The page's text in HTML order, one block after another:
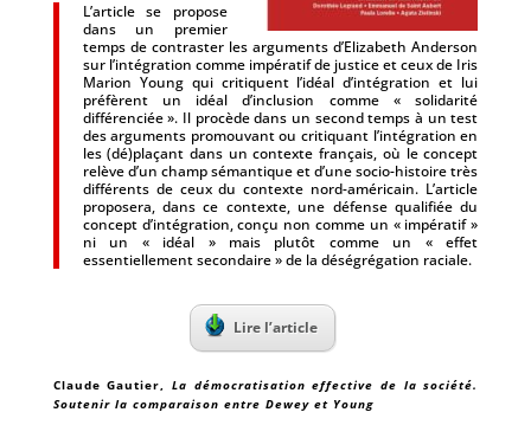
L’article se propose
dans un premier
temps de contraster les arguments d’Elizabeth Anderson
sur l’intégration comme impératif de justice et ceux de Iris
Marion Young qui critiquent l’idéal d’intégration et lui
préfèrent un idéal d’inclusion comme « solidarité
différenciée ». Il procède dans un second temps à un test
des arguments promouvant ou critiquant l’intégration en
les (dé)plaçant dans un contexte français, où le concept
relève d’un champ sémantique et d’une socio-histoire très
différents de ceux du contexte nord-américain. L’article
proposera, dans ce contexte, une défense qualifiée du
concept d’intégration, conçu non comme un « impératif »
ni un « idéal » mais plutôt comme un « effet
essentiellement secondaire » de la déségrégation raciale.
Lire l’article
Claude Gautier,La démocratisation effective de la société.
Soutenir la comparaison entre Dewey et Young